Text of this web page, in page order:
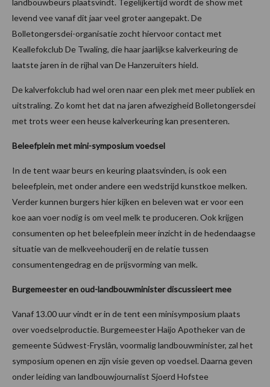
levend vee vanaf dit jaar veel groter aangepakt. De
Bolletongersdei-organisatie zocht hiervoor contact met
Keallefokclub De Twaling, die haar jaarlijkse kalverkeuring de
laatste jaren in de rijhal van De Hanzeruiters hield.
De kalverfokclub had wel oren naar een plek met meer publiek en
uitstraling. Zo komt het dat na jaren afwezigheid Bolletongersdei
met trots weer een heuse kalverkeuring kan presenteren.
Beleefplein met mini-symposium voedsel
In de tent waar beurs en keuring plaatsvinden, is ook een
beleefplein, met onder andere een wedstrijd kunstkoe melken.
Verder kunnen burgers hier kijken en beleven wat er voor een
koe aan voer nodig is om veel melk te produceren. Ook krijgen
consumenten op het beleefplein meer inzicht in de hedendaagse
situatie van de melkveehouderij en de relatie tussen
consumentengedrag en de prijsvorming van melk.
Burgemeester en oud-landbouwminister discussieert mee
Vanaf 13.00 uur vindt er in de tent een minisymposium plaats
over voedselproductie. Burgemeester Haijo Apotheker van de
gemeente Súdwest-Fryslân, voormalig landbouwminister, zal het
symposium openen en zijn visie geven op voedsel. Daarna geven
onder leiding van landbouwjournalist Sjoerd Hofstee